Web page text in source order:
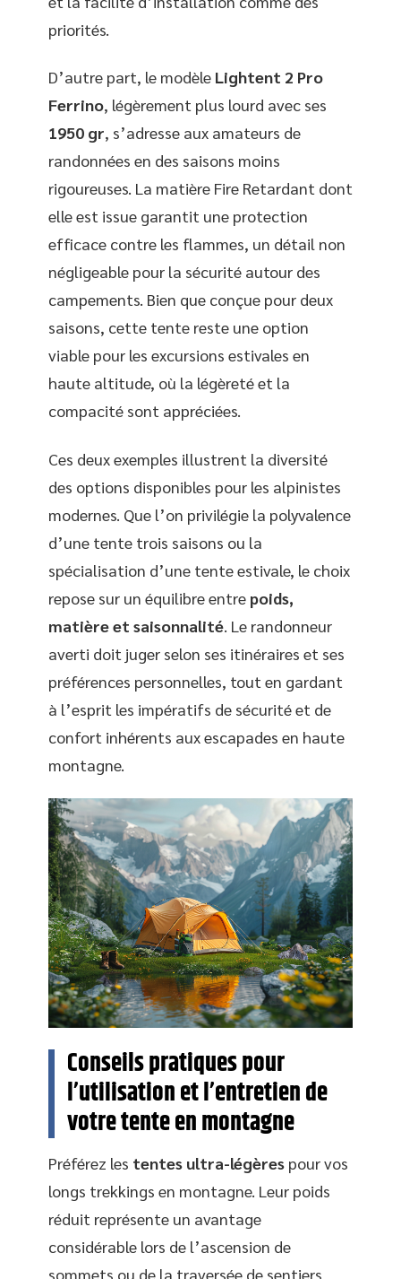
priorités.
D’autre part, le modèle Lightent 2 Pro
Ferrino, légèrement plus lourd avec ses
1950 gr, s’adresse aux amateurs de
randonnées en des saisons moins
rigoureuses. La matière Fire Retardant dont
elle est issue garantit une protection
efficace contre les flammes, un détail non
négligeable pour la sécurité autour des
campements. Bien que conçue pour deux
saisons, cette tente reste une option
viable pour les excursions estivales en
haute altitude, où la légèreté et la
compacité sont appréciées.
Ces deux exemples illustrent la diversité
des options disponibles pour les alpinistes
modernes. Que l’on privilégie la polyvalence
d’une tente trois saisons ou la
spécialisation d’une tente estivale, le choix
repose sur un équilibre entre poids,
matière et saisonnalité . Le randonneur
averti doit juger selon ses itinéraires et ses
préférences personnelles, tout en gardant
à l’esprit les impératifs de sécurité et de
confort inhérents aux escapades en haute
montagne.
Conseils pratiques pour
l’utilisation et l’entretien de
votre tente en montagne
Préférez les tentes ultra-légères pour vos
longs trekkings en montagne. Leur poids
réduit représente un avantage
considérable lors de l’ascension de
sommets ou de la traversée de sentiers